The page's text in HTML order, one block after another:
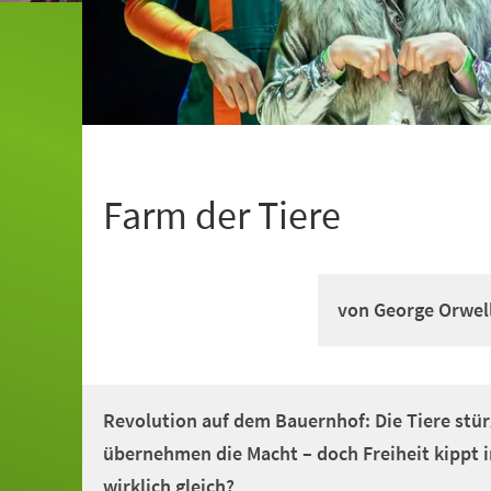
Farm der Tiere
von George
Revolution auf dem Bauernhof: Die Tiere
übernehmen die Macht – doch Freiheit